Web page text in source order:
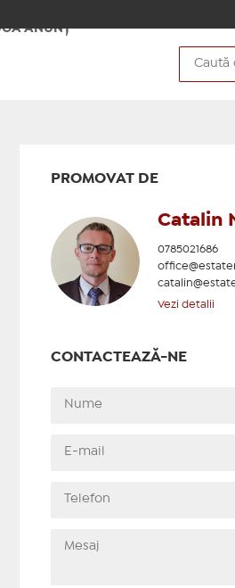
ANUNȚ
PROMOVAT DE
Catalin
0785021686
Vezi detalii
CONTACTEAZĂ-NE